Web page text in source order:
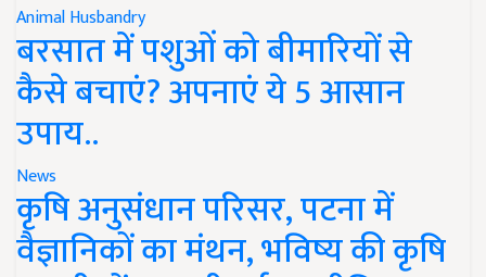
Animal Husbandry
बरसात में पशुओं को बीमारियों से
कैसे बचाएं? अपनाएं ये 5 आसान
उपाय..
News
कृषि अनुसंधान परिसर, पटना में
वैज्ञानिकों का मंथन, भविष्य की कृषि